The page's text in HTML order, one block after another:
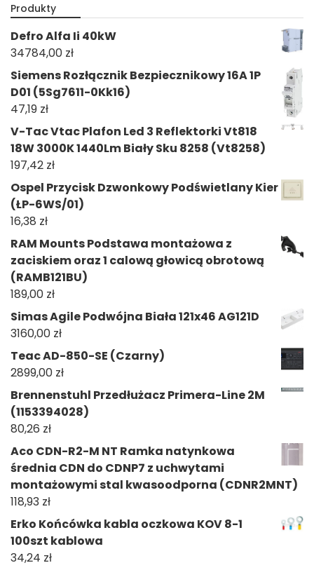
Produkty
Defro Alfa Ii 40kW
34784,00 zł
Siemens Rozłącznik Bezpiecznikowy 16A 1P
D01 (5Sg7611-0Kk16)
47,19 zł
V-Tac Vtac Plafon Led 3 Reflektorki Vt818
18W 3000K 1440Lm Biały Sku 8258 (Vt8258)
197,42 zł
Ospel Przycisk Dzwonkowy Podświetlany Kier
(ŁP-6WS/01)
16,38 zł
RAM Mounts Podstawa montażowa z
zaciskiem oraz 1 calową głowicą obrotową
(RAMB121BU)
189,00 zł
Simas Agile Podwójna Biała 121x46 AG121D
3160,00 zł
Teac AD-850-SE (Czarny)
2899,00 zł
Brennenstuhl Przedłużacz Primera-Line 2M
(1153394028)
80,26 zł
Aco CDN-R2-M NT Ramka natynkowa
średnia CDN do CDNP7 z uchwytami
montażowymi stal kwasoodporna (CDNR2MNT)
118,93 zł
Erko Końcówka kabla oczkowa KOV 8-1
100szt kablowa
34,24 zł